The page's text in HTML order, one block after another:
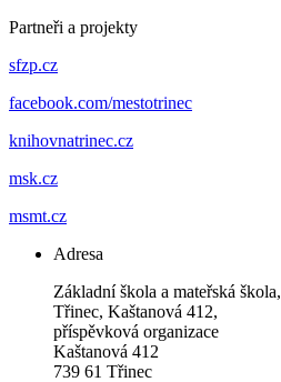
Partneři a projekty
sfzp.cz
facebook.com/mestotrinec
knihovnatrinec.cz
msk.cz
msmt.cz
Adresa
Základní škola a mateřská škola,
Třinec, Kaštanová 412,
příspěvková organizace
Kaštanová 412
739 61 Třinec